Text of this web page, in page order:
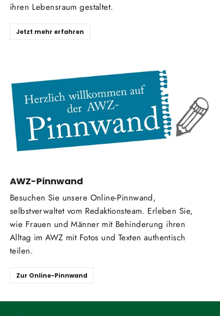
ihren Lebensraum gestaltet.
Jetzt mehr erfahren
AWZ-Pinnwand
Besuchen Sie unsere Online-Pinnwand,
selbstverwaltet vom Redaktionsteam. Erleben Sie,
wie Frauen und Männer mit Behinderung ihren
Alltag im AWZ mit Fotos und Texten authentisch
teilen.
Zur Online-Pinnwand